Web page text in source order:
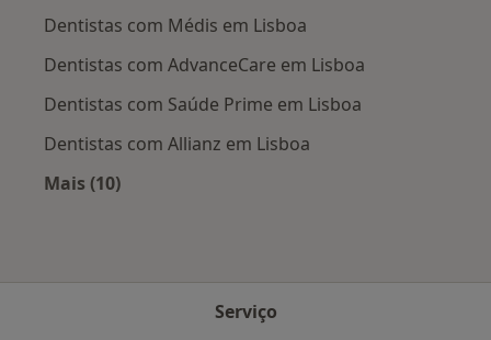
Dentistas com Médis em Lisboa
Dentistas com AdvanceCare em Lisboa
Dentistas com Saúde Prime em Lisboa
Dentistas com Allianz em Lisboa
Mais (10)
Serviço